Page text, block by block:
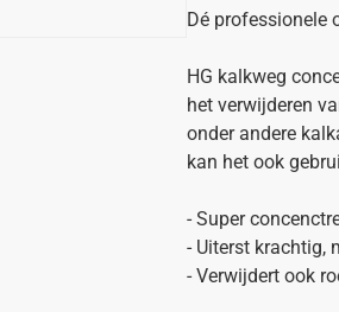
Dé professionele
HG kalkweg
het verwijderen
onder andere
kan het ook
- Super
- Uiterst krachtig,
- Verwijdert ook